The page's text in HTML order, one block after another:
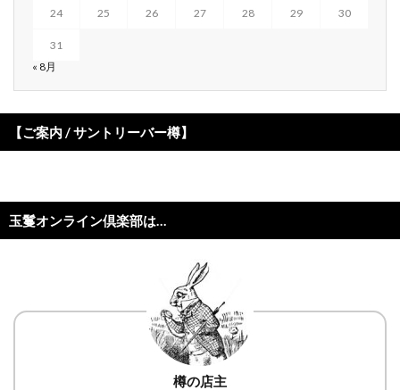
24 25 26 27 28 29 30
31
« 8月
【ご案内 / サントリーバー樽】
玉鬘オンライン倶楽部は…
樽の店主